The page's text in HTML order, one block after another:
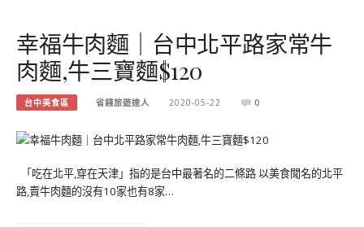
幸福牛肉麵｜台中北平路家常牛
肉麵,牛三寶麵$120
台中美食區 省錢旅遊達人 2020-05-22 0
「吃在北平,穿在天津」指的是台中最著名的二條路 以美食聞名的北平
路,賣牛肉麵的沒有10家也有8家…